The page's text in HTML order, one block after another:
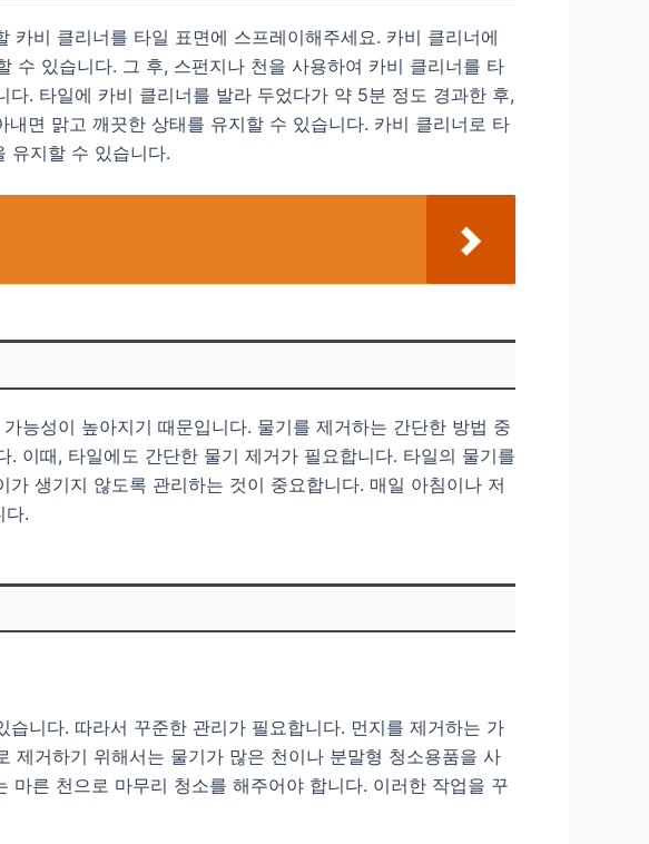
비 클리너를 타일 표면에 스프레이해주세요. 카비 클리너에
수 있습니다. 그 후, 스펀지나 천을 사용하여 카비 클리너를 타
. 타일에 카비 클리너를 발라 두었다가 약 5분 정도 경과한 후,
면 맑고 깨끗한 상태를 유지할 수 있습니다. 카비 클리너로 타
유지할 수 있습니다.
능성이 높아지기 때문입니다. 물기를 제거하는 간단한 방법 중
이때, 타일에도 간단한 물기 제거가 필요합니다. 타일의 물기를
생기지 않도록 관리하는 것이 중요합니다. 매일 아침이나 저
다.
니다. 따라서 꾸준한 관리가 필요합니다. 먼지를 제거하는 가
제거하기 위해서는 물기가 많은 천이나 분말형 청소용품을 사
른 천으로 마무리 청소를 해주어야 합니다. 이러한 작업을 꾸